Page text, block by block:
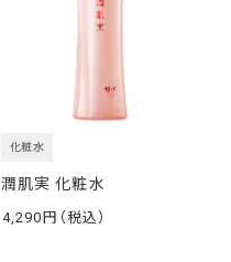
潤肌実 化粧水
化粧水
4,290